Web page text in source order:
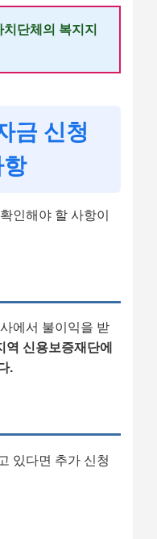
단체의 복지지
금 신청
인해야 할 사항이
에서 불이익을 받
역 신용보증재단에
.
있다면 추가 신청